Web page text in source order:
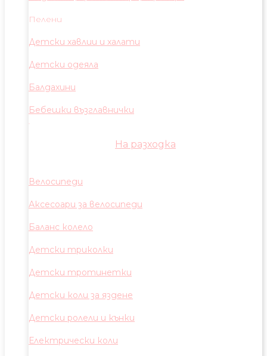
Пелени
Детски хавлии и халати
Детски одеяла
Балдахини
Бебешки възглавнички
На разходка
Велосипеди
Аксесоари за велосипеди
Баланс колело
Детски триколки
Детски тротинетки
Детски коли за яздене
Детски ролели и кънки
Електрически коли